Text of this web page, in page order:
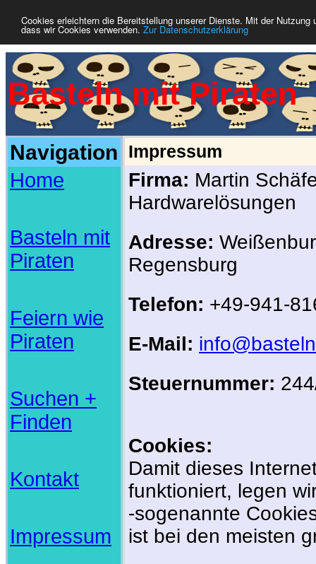
Cookies erleichtern die Bereitstellung unserer Dienste. Mit der
dass wir Cookies verwenden. Zur Datenschutzerklärung
Basteln mit Piraten
Navigation
Home
Basteln mit
Piraten
Feiern wie
Piraten
Suchen +
Finden
Kontakt
Impressum
Impressum
Firma: Martin
Hardwarelösungen
Adresse:
Regensburg
Telefon: +49-941-
E-Mail:
Steuernummer:
Cookies:
Damit dieses
funktioniert, legen
-sogenannte
ist bei den meisten